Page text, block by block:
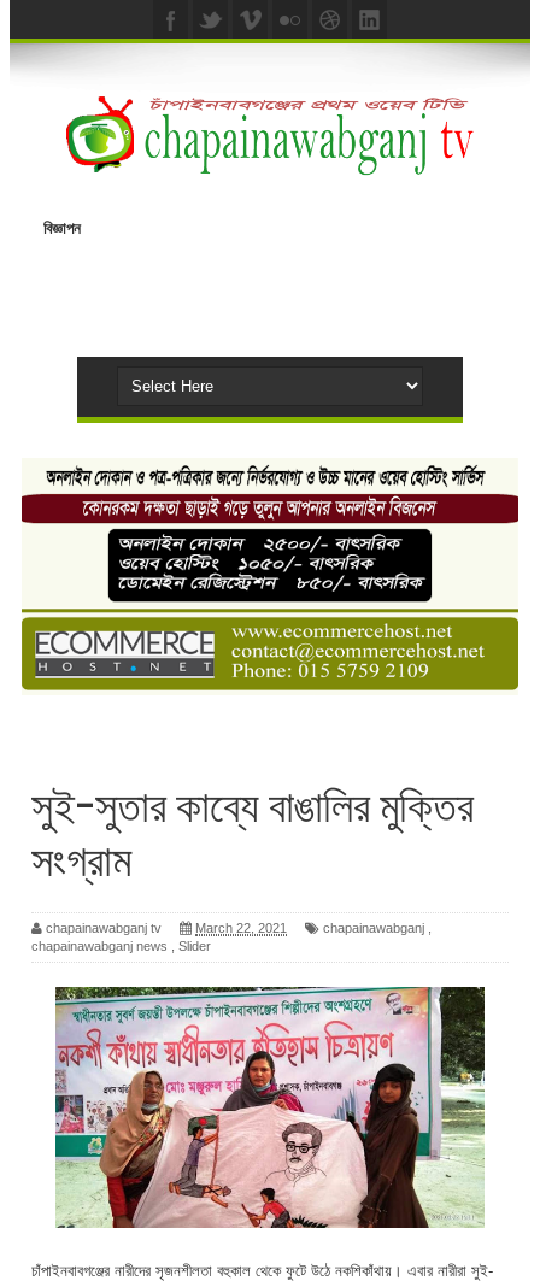
বিজ্ঞাপন
সুই-সুতার কাব্যে বাঙালির মুক্তির
সংগ্রাম
chapainawabganj tv March 22, 2021 chapainawabganj
chapainawabganj news
Slider
চাঁপাইনবাবগঞ্জের নারীদের সৃজনশীলতা বহুকাল থেকে ফুটে উঠে নকশিকাঁথায়। এবার নারীরা সুই-